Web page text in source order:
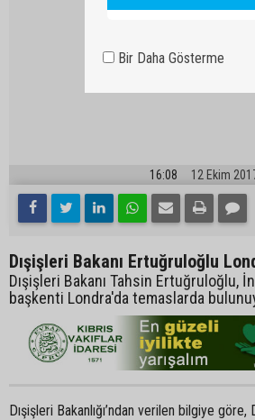
16:08 12 Ekim
Dışişleri Bakanı Ertuğruloğlu
Dışişleri Bakanı Tahsin Ertuğruloğlu,
başkenti Londra'da temaslarda
Dışişleri Bakanlığı’ndan verilen bilgiye göre,
Bir Daha Gösterme